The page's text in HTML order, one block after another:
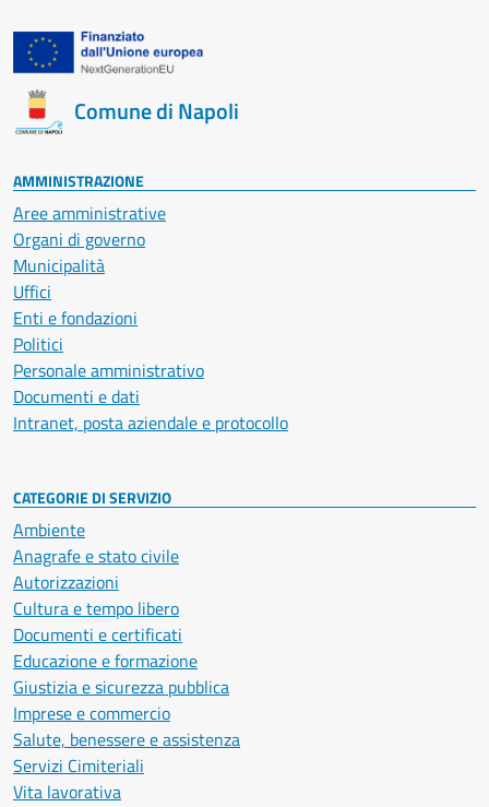
Comune di Napoli
AMMINISTRAZIONE
Aree amministrative
Organi di governo
Municipalità
Uffici
Enti e fondazioni
Politici
Personale amministrativo
Documenti e dati
Intranet, posta aziendale e protocollo
CATEGORIE DI SERVIZIO
Ambiente
Anagrafe e stato civile
Autorizzazioni
Cultura e tempo libero
Documenti e certificati
Educazione e formazione
Giustizia e sicurezza pubblica
Imprese e commercio
Salute, benessere e assistenza
Servizi Cimiteriali
Vita lavorativa